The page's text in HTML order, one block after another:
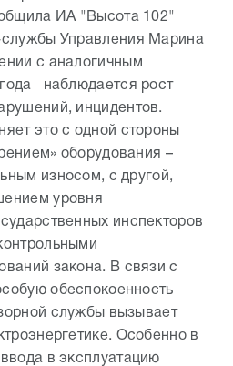
ИА "Высота 102"
службы Управления
Марина
с аналогичным
наблюдается рост
инцидентов.
это с одной стороны
оборудования –
износом, с другой,
уровня
инспекторов
закона. В связи с
обеспокоенность
службы вызывает
Особенно в
в эксплуатацию